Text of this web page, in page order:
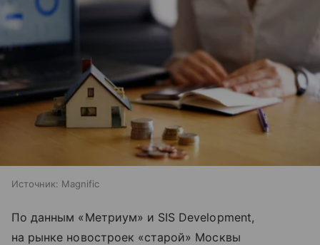
Источник: Magnific
По данным «Метриум» и SIS Development,
на рынке новостроек «старой» Москвы